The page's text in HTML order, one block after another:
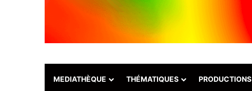
MEDIATHÈQUE THÉMATIQUES PRODUCTIONS